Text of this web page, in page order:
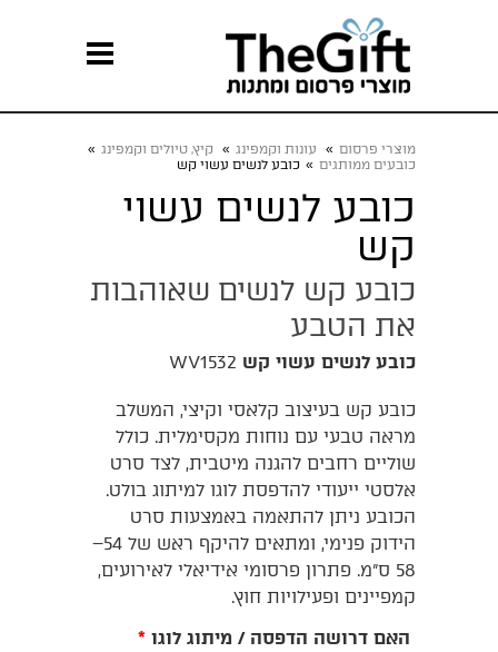
מוצרי פרסום » עונות וקמפינג » קיץ, טיולים וקמפינג »
כובעים ממותגים » כובע לנשים עשוי קש
כובע לנשים עשוי
קש
כובע קש לנשים שאוהבות
את הטבע
כובע לנשים עשוי קש WV1532
כובע קש בעיצוב קלאסי וקיצי, המשלב
מראה טבעי עם נוחות מקסימלית. כולל
שוליים רחבים להגנה מיטבית, לצד סרט
אלסטי ייעודי להדפסת לוגו למיתוג בולט.
הכובע ניתן להתאמה באמצעות סרט
הידוק פנימי, ומתאים להיקף ראש של 54–
58 ס"מ. פתרון פרסומי אידיאלי לאירועים,
קמפיינים ופעילויות חוץ.
האם דרושה הדפסה / מיתוג לוגו *